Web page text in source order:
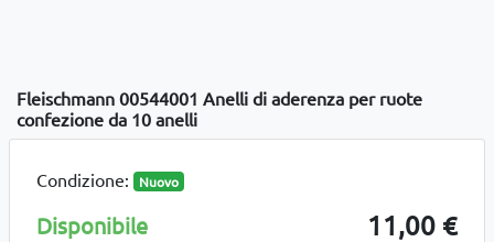
Fleischmann 00544001 Anelli di aderenza per ruote
confezione da 10 anelli
Condizione: Nuovo
Disponibile 11,00 €